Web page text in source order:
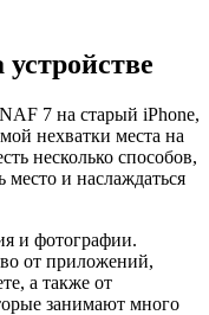
7 на старый iPhone,
нехватки места на
несколько способов,
место и наслаждаться
и фотографии.
от приложений,
а также от
занимают много